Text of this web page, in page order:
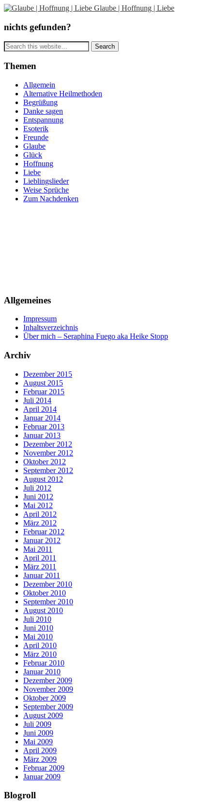
Glaube | Hoffnung | Liebe
nichts gefunden?
Themen
Allgemein
Alternative Heilmethoden
Begrüßung
Danke sagen
Entspannung
Esoterik
Freunde
Glaube
Glück
Hoffnung
Liebe
Lieblingslieder
Weise Sprüche
Zum Nachdenken
Allgemeines
Impressum
Inhaltsverzeichnis
Über mich – Seraphina Fuego aka Heike Stopp
Archiv
Dezember 2015
August 2015
Februar 2015
Juli 2014
April 2014
Januar 2014
Februar 2013
Januar 2013
Dezember 2012
November 2012
Oktober 2012
September 2012
August 2012
Juli 2012
Juni 2012
Mai 2012
April 2012
März 2012
Februar 2012
Januar 2012
Mai 2011
April 2011
März 2011
Januar 2011
Dezember 2010
Oktober 2010
September 2010
August 2010
Juli 2010
Juni 2010
Mai 2010
April 2010
März 2010
Februar 2010
Januar 2010
Dezember 2009
November 2009
Oktober 2009
September 2009
August 2009
Juli 2009
Juni 2009
Mai 2009
April 2009
März 2009
Februar 2009
Januar 2009
Blogroll